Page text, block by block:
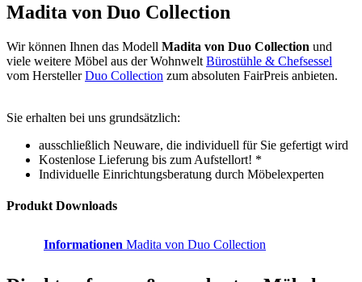
Madita von Duo Collection
Wir können Ihnen das Modell Madita von Duo Collection und
viele weitere Möbel aus der Wohnwelt Bürostühle & Chefsessel
vom HerstellerDuo Collection zum absoluten FairPreis anbieten.
Sie erhalten bei uns grundsätzlich:
ausschließlich Neuware, die individuell für Sie gefertigt wird
Kostenlose Lieferung bis zum Aufstellort! *
Individuelle Einrichtungsberatung durch Möbelexperten
Produkt Downloads
Informationen Madita von Duo Collection